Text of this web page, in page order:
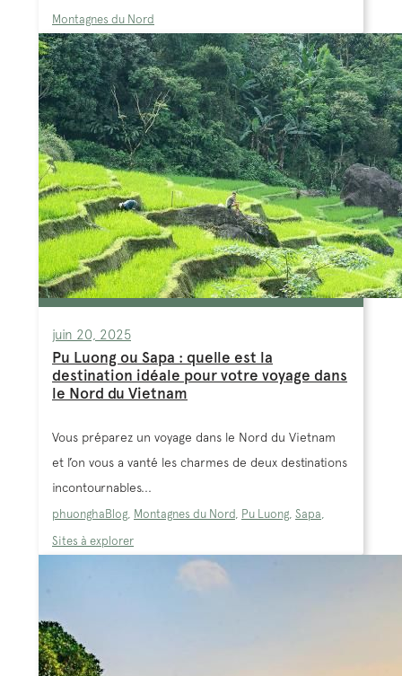
Montagnes du Nord
juin 20, 2025
Pu Luong ou Sapa : quelle est la
destination idéale pour votre voyage dans
le Nord du Vietnam
Vous préparez un voyage dans le Nord du Vietnam
et l’on vous a vanté les charmes de deux destinations
incontournables...
phuongha Blog Montagnes du Nord Pu Luong Sapa
Sites à explorer